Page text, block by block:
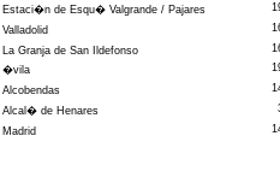
Estaci�n de Esqu� Valgrande / Pajares
Valladolid
La Granja de San Ildefonso
�vila
Alcobendas
Alcal� de Henares
Madrid